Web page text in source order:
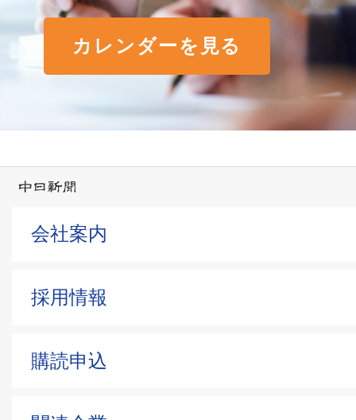
カレンダーを見る
会社案内
採用情報
購読申込